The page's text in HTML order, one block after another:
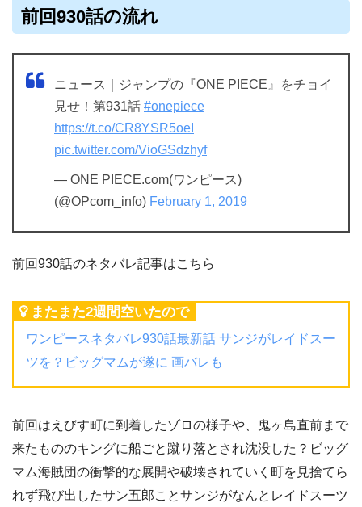
前回930話の流れ
ニュース｜ジャンプの『ONE PIECE』をチョイ
見せ！第931話 #onepiece
https://t.co/CR8YSR5oeI
pic.twitter.com/VioGSdzhyf
— ONE PIECE.com(ワンピース)
(@OPcom_info) February 1, 2019
前回930話のネタバレ記事はこちら
またまた2週間空いたので
ワンピースネタバレ930話最新話 サンジがレイドスー
ツを？ビッグマムが遂に 画バレも
前回はえびす町に到着したゾロの様子や、鬼ヶ島直前まで
来たもののキングに船ごと蹴り落とされ沈没した？ビッグ
マム海賊団の衝撃的な展開や破壊されていく町を見捨てら
れず飛び出したサン五郎ことサンジがなんとレイドスーツ